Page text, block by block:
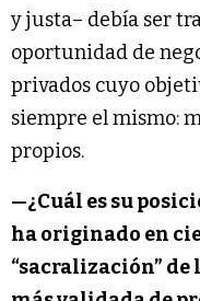
y justa– debía ser
oportunidad de
privados cuyo
siempre el mismo:
propios.
—¿Cuál es su
ha originado en
“sacralización”